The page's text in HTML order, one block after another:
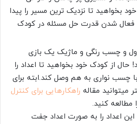
بخواهید تا نزدیک ترین مسیر را پیدا
فعال شدن قدرت حل مسئله در کودک
و چسب رنگی و ماژیک یک بازی
حال از کودک خود بخواهید تا اعداد را
چسب نواری به هم وصل کند.ابته برای
مقاله راهکارهایی برای کنترل
مطالعه کنید.
اعداد را به صورت اعداد جفت